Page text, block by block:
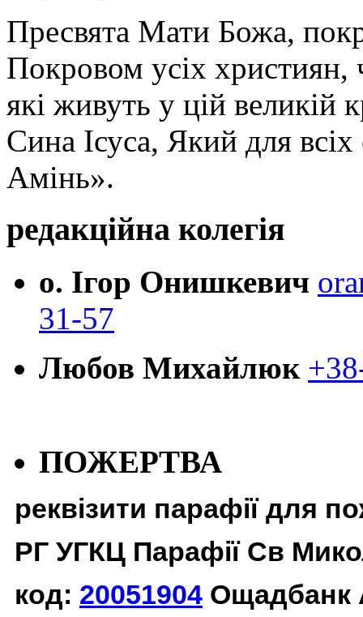
Пресвята Мати Божа,
Покровом усіх християн,
які живуть у цій великій
Сина Ісуса, Який для
Амінь».
редакційна колегія
о. Ігор Онишкевич
31-57
Любов Михайлюк
ПОЖЕРТВА
реквізити парафії для
РГ УГКЦ Парафії Св
код: 20051904 Ощадбанк